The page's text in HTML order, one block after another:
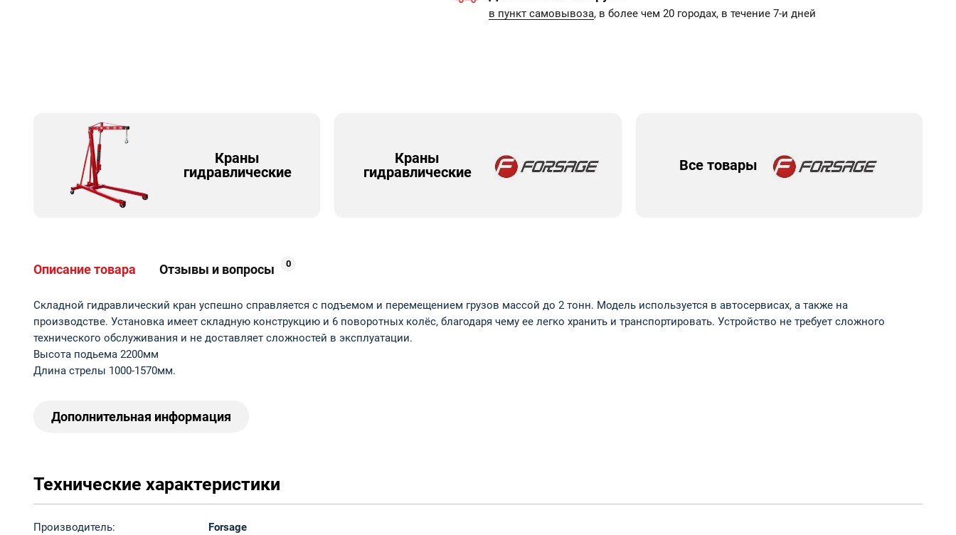
в пункт самовывоза, в более чем 20 городах, в течение 7-и дней
Краны
гидравлические
Краны
гидравлические
Все товары
Описание товара Отзывы и вопросы 0
Складной гидравлический кран успешно справляется с подъемом и перемещением грузов массой до 2 тонн. Модель используется в автосервисах, а также на
производстве. Установка имеет складную конструкцию и 6 поворотных колёс, благодаря чему ее легко хранить и транспортировать. Устройство не требует сложного
технического обслуживания и не доставляет сложностей в эксплуатации.
Высота подьема 2200мм
Длина стрелы 1000-1570мм.
Дополнительная информация
Технические характеристики
Производитель:
Forsage